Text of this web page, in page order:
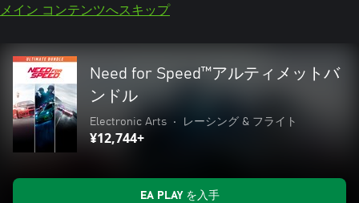
メイン コンテンツへスキップ
Need for Speed™アルティメットバ
ンドル
Electronic Arts • レーシング & フライト
¥12,744+
EA PLAY を入手